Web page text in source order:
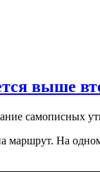
выше
самописных
маршрут. На